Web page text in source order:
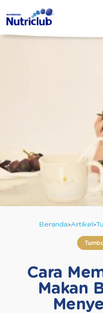
Beranda Artikel
Cara
Makan